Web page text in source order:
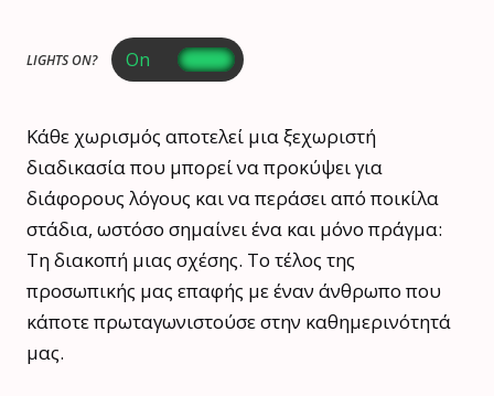
LIGHTS ON?
Κάθε χωρισμός αποτελεί μια ξεχωριστή
διαδικασία που μπορεί να προκύψει για
διάφορους λόγους και να περάσει από ποικίλα
στάδια, ωστόσο σημαίνει ένα και μόνο πράγμα:
Τη διακοπή μιας σχέσης. Το τέλος της
προσωπικής μας επαφής με έναν άνθρωπο που
κάποτε πρωταγωνιστούσε στην καθημερινότητά
μας.